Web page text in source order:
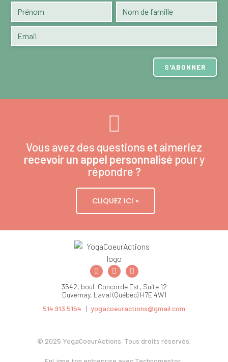
Vous avez des questions et aimeriez
recevoir un appel personnalisé pour y
répondre ?
CLIQUEZ ICI »
3542, boul. Concorde Est, Suite 12
Duvernay, Laval (Québec) H7E 4W1
514.913.5154 | yogacoeuractions@gmail.com
© 2025 YogaCoeurActions. Tous droits réservés.